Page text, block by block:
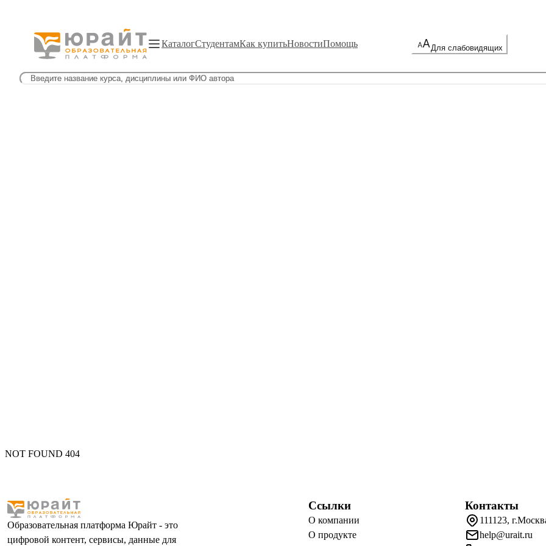
КаталогСтудентамКак купитьНовостиПомощь Для слабовидящих
NOT FOUND 404
Образовательная платформа Юрайт - это
цифровой контент, сервисы, данные для
Ссылки
О компании
О продукте
Контакты
111123,
help@urait.ru